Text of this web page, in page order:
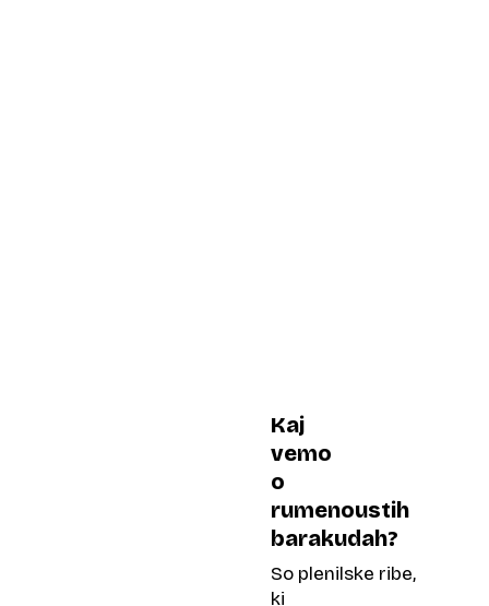
Kaj
vemo
o
rumenoustih
barakudah?
So plenilske ribe,
ki